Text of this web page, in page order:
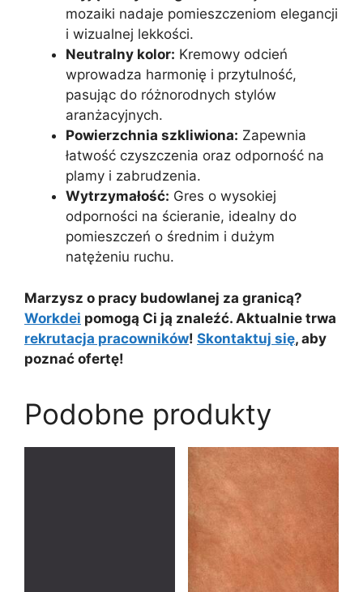
mozaiki nadaje pomieszczeniom elegancji
i wizualnej lekkości.
Neutralny kolor: Kremowy odcień
wprowadza harmonię i przytulność,
pasując do różnorodnych stylów
aranżacyjnych.
Powierzchnia szkliwiona: Zapewnia
łatwość czyszczenia oraz odporność na
plamy i zabrudzenia.
Wytrzymałość: Gres o wysokiej
odporności na ścieranie, idealny do
pomieszczeń o średnim i dużym
natężeniu ruchu.
Marzysz o pracy budowlanej za granicą?
Workdei pomogą Ci ją znaleźć. Aktualnie trwa
rekrutacja pracowników! Skontaktuj się, aby
poznać ofertę!
Podobne produkty